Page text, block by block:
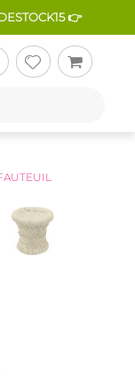
👉